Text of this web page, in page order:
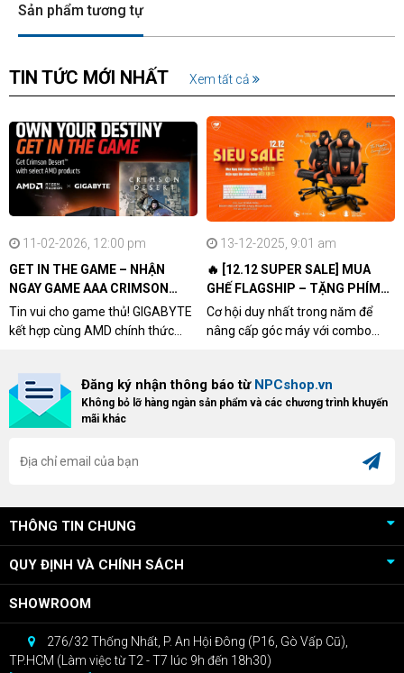
Sản phẩm tương tự
TIN TỨC MỚI NHẤT Xem tất cả
11-02-2026, 12:00 pm
GET IN THE GAME – NHẬN
NGAY GAME AAA CRIMSON
DESERT CÙNG GIGABYTE &
AMD
Tin vui cho game thủ! GIGABYTE
kết hợp cùng AMD chính thức
khách hàng sở hữu VGA Radeon
RX 9070 / RX 9070 XT.
13-12-2025, 9:01 am
🔥 [12.12 SUPER SALE] MUA
GHẾ FLAGSHIP – TẶNG PHÍM
CƠ XỊN
Cơ hội duy nhất trong năm để
nâng cấp góc máy với combo
dòng ghế Gaming cao cấp nhất,
bạn sẽ nhận ngay quà tặng trị giá
Đăng ký nhận thông báo từ NPCshop.vn
Không bỏ lỡ hàng ngàn sản phẩm và các chương trình khuyến
mãi khác
THÔNG TIN CHUNG
QUY ĐỊNH VÀ CHÍNH SÁCH
SHOWROOM
276/32 Thống Nhất, P. An Hội Đông (P16, Gò Vấp Cũ),
TP.HCM (Làm việc từ T2 - T7 lúc 9h đến 18h30)